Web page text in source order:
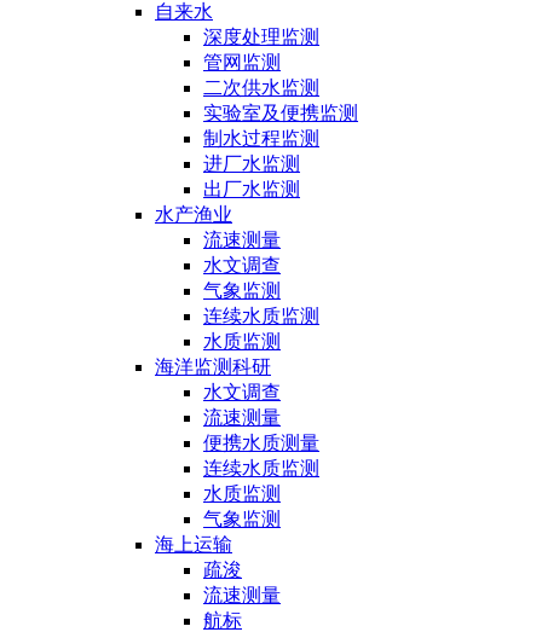
自来水
深度处理监测
管网监测
二次供水监测
实验室及便携监测
制水过程监测
进厂水监测
出厂水监测
水产渔业
流速测量
水文调查
气象监测
连续水质监测
水质监测
海洋监测科研
水文调查
流速测量
便携水质测量
连续水质监测
水质监测
气象监测
海上运输
疏浚
流速测量
航标